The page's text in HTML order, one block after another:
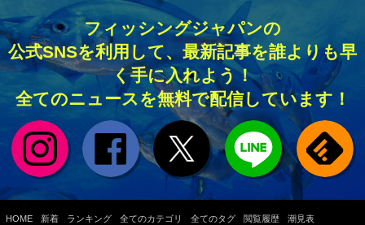
フィッシングジャパンの
公式SNSを利用して、最新記事を誰よりも早
く手に入れよう！
全てのニュースを無料で配信しています！
HOME 新着 ランキング 全てのカテゴリ 全てのタグ 閲覧履歴 潮見表